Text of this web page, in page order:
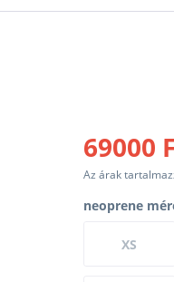
69000
Az árak
neoprene
XS